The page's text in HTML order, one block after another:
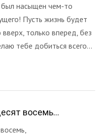
насыщен чем-то
Пусть жизнь будет
только вперед, без
тебе добиться всего...
восемь...